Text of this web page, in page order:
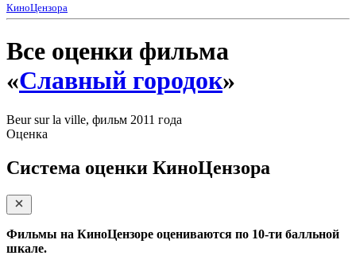
КиноЦензора
Все оценки фильма
«Славный городок»
Beur sur la ville, фильм 2011 года
Оценка
Система оценки КиноЦензора
Фильмы на КиноЦензоре оцениваются по 10-ти балльной
шкале.